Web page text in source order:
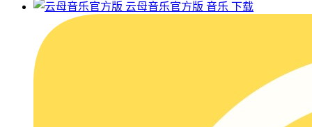
云母音乐官方版 音乐 下载